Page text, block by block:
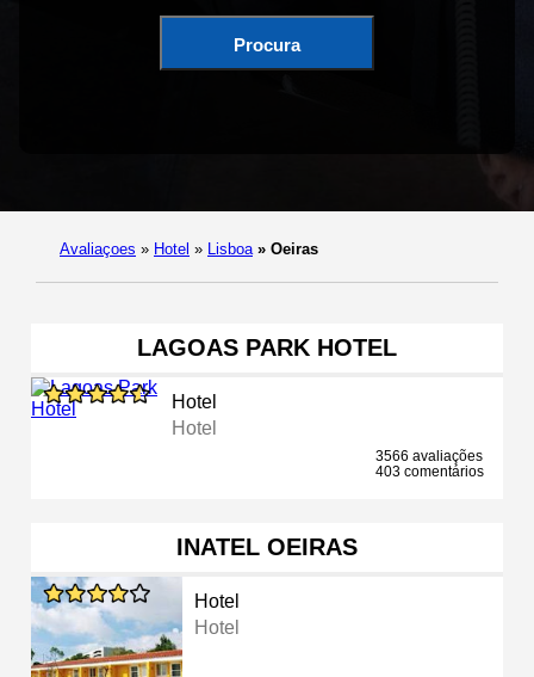
Procura
Avaliaçoes » Hotel » Lisboa » Oeiras
LAGOAS PARK HOTEL
Hotel
Hotel
3566 avaliações
403 comentários
INATEL OEIRAS
Hotel
Hotel